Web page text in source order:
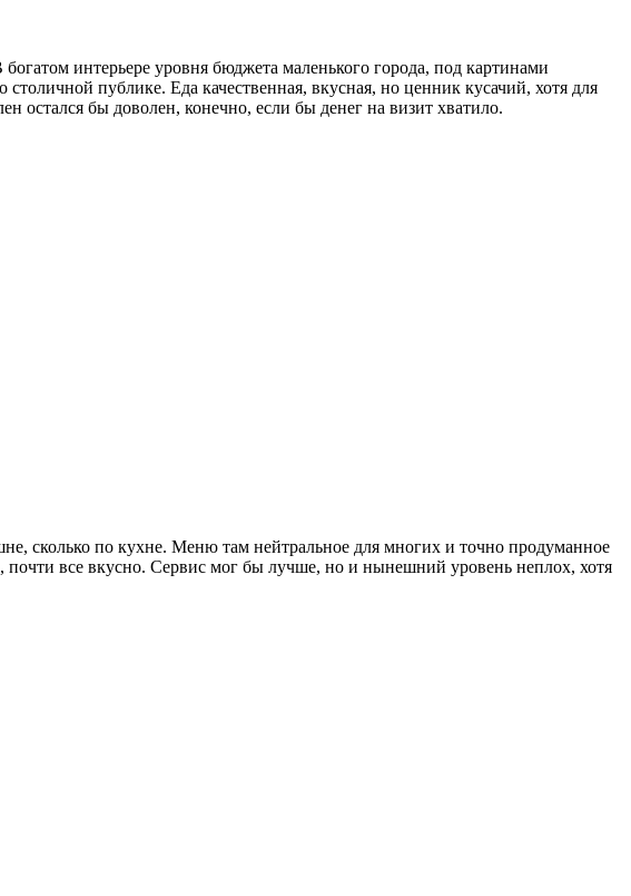
интерьере уровня бюджета маленького города, под картинами
публике. Еда качественная, вкусная, но ценник кусачий, хотя для
бы доволен, конечно, если бы денег на визит хватило.
сколько по кухне. Меню там нейтральное для многих и точно продуманное
почти все вкусно. Сервис мог бы лучше, но и нынешний уровень неплох, хотя